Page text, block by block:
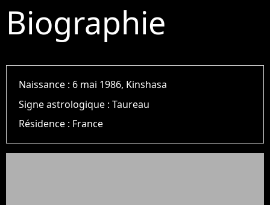
Biographie
Naissance : 6 mai 1986, Kinshasa
Signe astrologique :Taureau
Résidence : France